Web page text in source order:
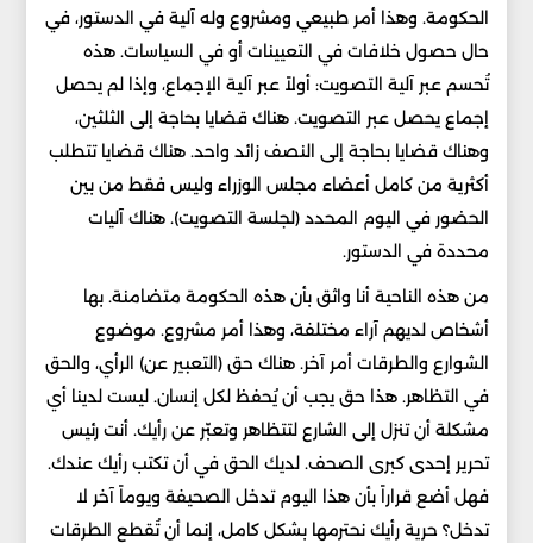
الحكومة. وهذا أمر طبيعي ومشروع وله آلية في الدستور، في
حال حصول خلافات في التعيينات أو في السياسات. هذه
تُحسم عبر آلية التصويت: أولاً عبر آلية الإجماع، وإذا لم يحصل
إجماع يحصل عبر التصويت. هناك قضايا بحاجة إلى الثلثين،
وهناك قضايا بحاجة إلى النصف زائد واحد. هناك قضايا تتطلب
أكثرية من كامل أعضاء مجلس الوزراء وليس فقط من بين
الحضور في اليوم المحدد (لجلسة التصويت). هناك آليات
محددة في الدستور.
من هذه الناحية أنا واثق بأن هذه الحكومة متضامنة. بها
أشخاص لديهم آراء مختلفة، وهذا أمر مشروع. موضوع
الشوارع والطرقات أمر آخر. هناك حق (التعبير عن) الرأي، والحق
في التظاهر. هذا حق يجب أن يُحفظ لكل إنسان. ليست لدينا أي
مشكلة أن تنزل إلى الشارع لتتظاهر وتعبّر عن رأيك. أنت رئيس
تحرير إحدى كبرى الصحف. لديك الحق في أن تكتب رأيك عندك.
فهل أضع قراراً بأن هذا اليوم تدخل الصحيفة ويوماً آخر لا
تدخل؟ حرية رأيك نحترمها بشكل كامل، إنما أن تُقطع الطرقات